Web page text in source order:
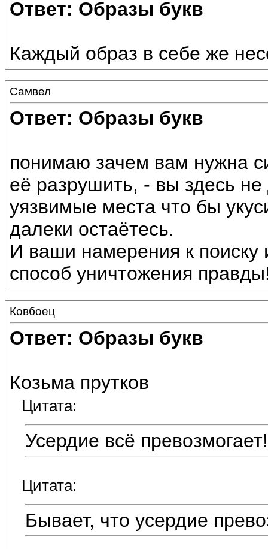
Ответ: Образы букв
Каждый образ в себе же
Самвел
Ответ: Образы букв
понимаю зачем вам нужна
её разрушить, - вы здесь
уязвимые места что бы
далеки остаётесь.
И ваши намерения к
способ уничтожения
Ковбоец
Ответ: Образы букв
Козьма прутков
Цитата:
Усердие всё превозмогает!
Цитата:
Бывает, что усердие